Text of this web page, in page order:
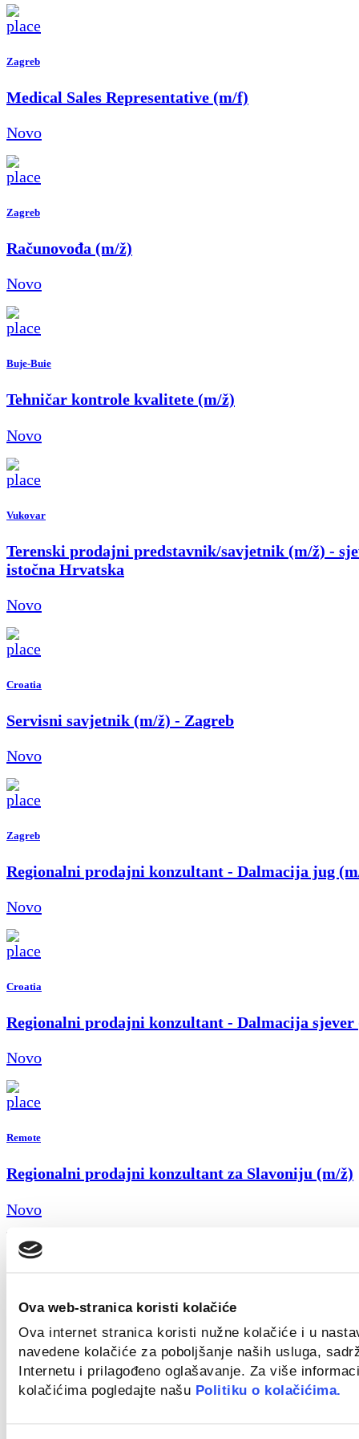
Ova web-stranica koristi kolačiće
Ova internet stranica koristi nužne kolačiće i u
navedene kolačiće za poboljšanje naših usluga,
Internetu i prilagođeno oglašavanje. Za više
kolačićima pogledajte našu Politiku o kolačićima.
Zagreb
Medical Sales Representative (m/f)
Novo
Zagreb
Računovođa (m/ž)
Novo
Buje-Buie
Tehničar kontrole kvalitete (m/ž)
Novo
Vukovar
Terenski prodajni predstavnik/savjetnik (m/ž) -
istočna Hrvatska
Novo
Croatia
Servisni savjetnik (m/ž) - Zagreb
Novo
Zagreb
Regionalni prodajni konzultant - Dalmacija jug
Novo
Croatia
Regionalni prodajni konzultant - Dalmacija sjever
Novo
Remote
Regionalni prodajni konzultant za Slavoniju (m/ž)
Novo
Monter centralnog grijanja (m/ž)
Novo